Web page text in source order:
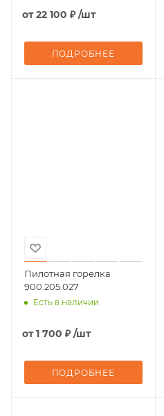
от22 100 ₽ /шт
ПОДРОБНЕЕ
Пилотная горелка
900.205.027
Есть в наличии
от1 700 ₽ /шт
ПОДРОБНЕЕ